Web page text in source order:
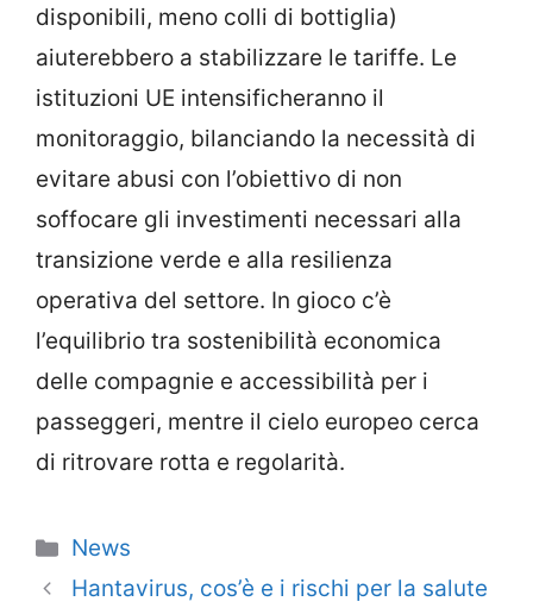
disponibili, meno colli di bottiglia)
aiuterebbero a stabilizzare le tariffe. Le
istituzioni UE intensificheranno il
monitoraggio, bilanciando la necessità di
evitare abusi con l’obiettivo di non
soffocare gli investimenti necessari alla
transizione verde e alla resilienza
operativa del settore. In gioco c’è
l’equilibrio tra sostenibilità economica
delle compagnie e accessibilità per i
passeggeri, mentre il cielo europeo cerca
di ritrovare rotta e regolarità.
Categorie
News
Hantavirus, cos’è e i rischi per la salute